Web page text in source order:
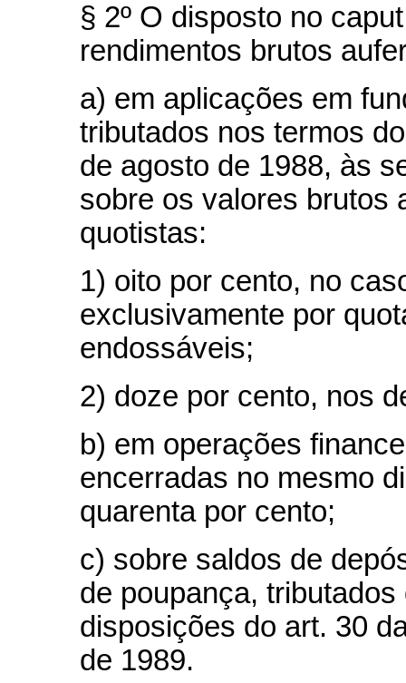
§ 2º O disposto no
rendimentos brutos
a) em aplicações em
tributados nos termos
de agosto de 1988, às
sobre os valores brutos
quotistas:
1) oito por cento, no
exclusivamente por
endossáveis;
2) doze por cento, nos
b) em operações
encerradas no mesmo
quarenta por cento;
c) sobre saldos de
de poupança,
disposições do art. 30
de 1989.